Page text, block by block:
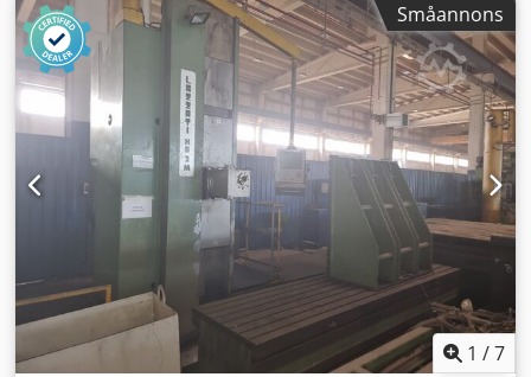
Småannons
1 /7